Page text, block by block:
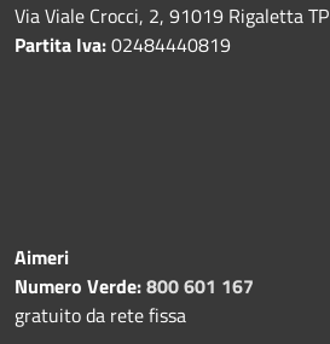
Via Viale Crocci, 2, 91019 Rigaletta TP
Partita Iva:02484440819
Aimeri
Numero Verde:800 601 167
gratuito da rete fissa